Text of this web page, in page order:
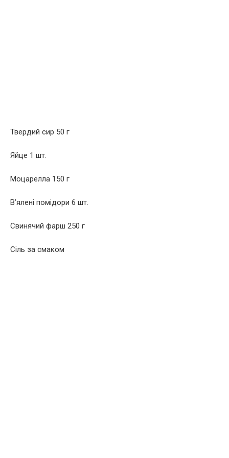
Твердий сир 50 г
Яйце 1 шт.
Моцарелла 150 г
В’ялені помідори 6 шт.
Свинячий фарш 250 г
Сіль за смаком